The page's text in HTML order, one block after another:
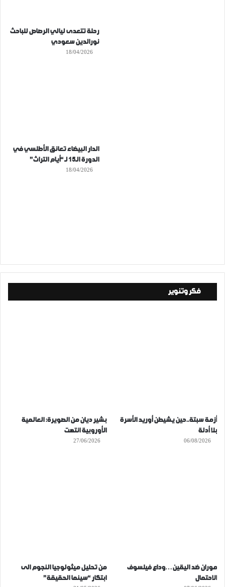
رحلة تتعدى ليالي الرصاص للباحث
نورالدين سعودي
18/04/2026
الدار البيضاء تعانق الأطلسي في
الدورة الـ15 لـ “أيام التراث”
18/04/2026
فكر وتنوير
أزمة سبتة..حين يشيطن أوريد الأسرة
بلا أدلة
06/08/2026
بشير ديان من الصويرة: العالمية
الأوروبية انتهت
27/06/2026
موران ضد اليقين…وداع فيلسوف
الاحتمال
من تحليل ميثولوجيا النجوم الى
ابتكار “سينما الحقيقة”